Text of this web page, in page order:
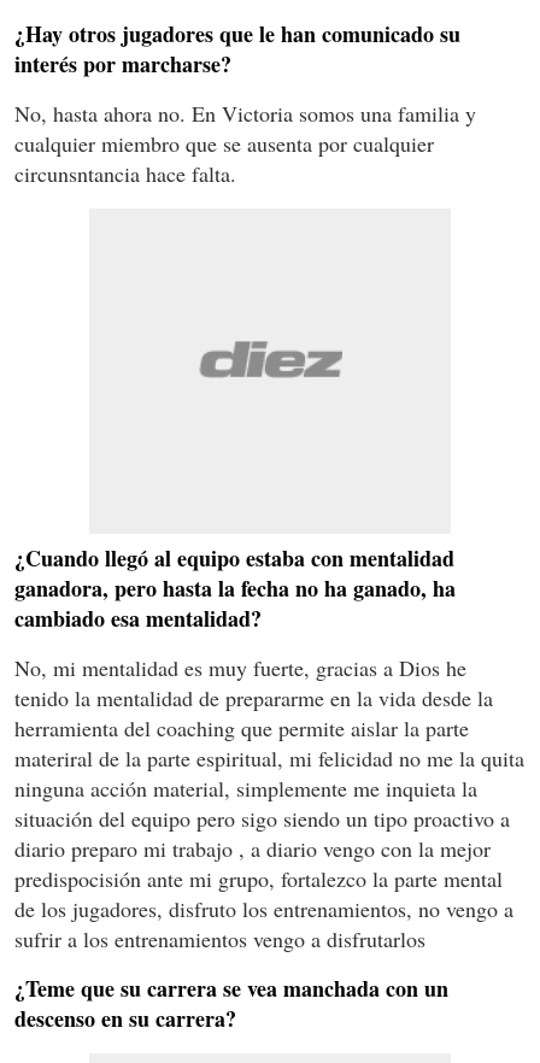
¿Hay otros jugadores que le han comunicado su
interés por marcharse?
No, hasta ahora no. En Victoria somos una familia y
cualquier miembro que se ausenta por cualquier
circunsntancia hace falta.
¿Cuando llegó al equipo estaba con mentalidad
ganadora, pero hasta la fecha no ha ganado, ha
cambiado esa mentalidad?
No, mi mentalidad es muy fuerte, gracias a Dios he
tenido la mentalidad de prepararme en la vida desde la
herramienta del coaching que permite aislar la parte
materiral de la parte espiritual, mi felicidad no me la quita
ninguna acción material, simplemente me inquieta la
situación del equipo pero sigo siendo un tipo proactivo a
diario preparo mi trabajo , a diario vengo con la mejor
predispocisión ante mi grupo, fortalezco la parte mental
de los jugadores, disfruto los entrenamientos, no vengo a
sufrir a los entrenamientos vengo a disfrutarlos
¿Teme que su carrera se vea manchada con un
descenso en su carrera?